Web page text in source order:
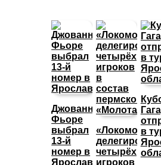
Джованни
Фьоре
выбрал
13-й
номер в
Ярославле
«Локомотив»
делегировал
четырёх
игроков
в